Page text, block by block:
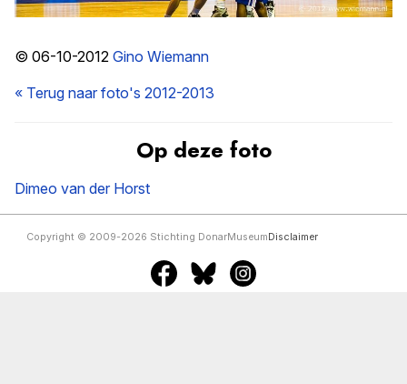
© 06-10-2012 Gino Wiemann
« Terug naar foto's 2012-2013
Op deze foto
Dimeo van der Horst
Copyright © 2009-2026 Stichting DonarMuseum Disclaimer